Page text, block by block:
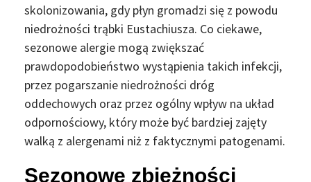
skolonizowania, gdy płyn gromadzi się z powodu
niedrożności trąbki Eustachiusza. Co ciekawe,
sezonowe alergie mogą zwiększać
prawdopodobieństwo wystąpienia takich infekcji,
przez pogarszanie niedrożności dróg
oddechowych oraz przez ogólny wpływ na układ
odpornościowy, który może być bardziej zajęty
walką z alergenami niż z faktycznymi patogenami.
Sezonowe zbieżności